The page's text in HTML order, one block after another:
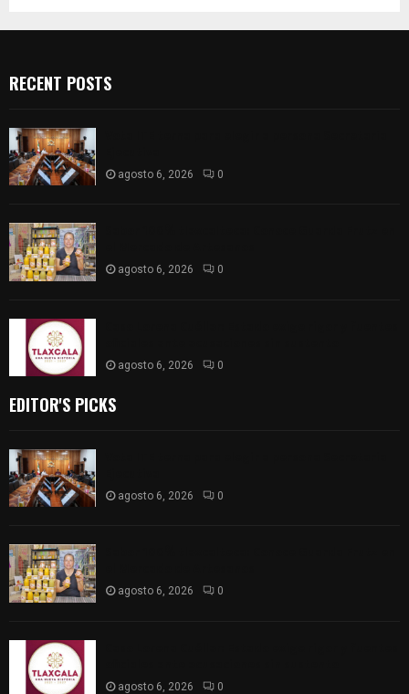
RECENT POSTS
agosto 6, 2026 0
agosto 6, 2026 0
agosto 6, 2026 0
EDITOR'S PICKS
agosto 6, 2026 0
agosto 6, 2026 0
agosto 6, 2026 0